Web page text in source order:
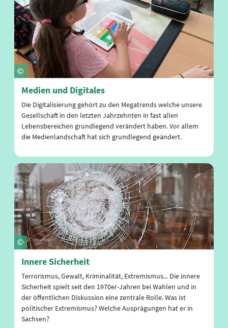
Medien und Digitales
Die Digitalisierung gehört zu den Megatrends welche unsere
Gesellschaft in den letzten Jahrzehnten in fast allen
Lebensbereichen grundlegend verändert haben. Vor allem
die Medienlandschaft hat sich grundlegend geändert.
Innere Sicherheit
Terrorismus, Gewalt, Kriminalität, Extremismus... Die innere
Sicherheit spielt seit den 1970er-Jahren bei Wahlen und in
der öffentlichen Diskussion eine zentrale Rolle. Was ist
politischer Extremismus? Welche Ausprägungen hat er in
Sachsen?